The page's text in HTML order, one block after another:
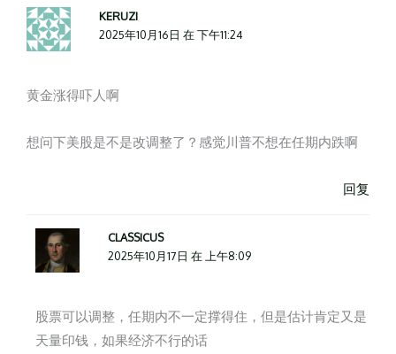
KERUZI
2025年10月16日 在 下午11:24
黄金涨得吓人啊
想问下美股是不是改调整了？感觉川普不想在任期内跌啊
回复
CLASSICUS
2025年10月17日 在 上午8:09
股票可以调整，任期内不一定撑得住，但是估计肯定又是
天量印钱，如果经济不行的话